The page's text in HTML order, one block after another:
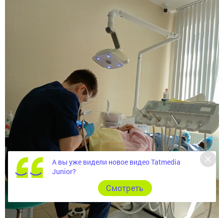
А вы уже видели новое видео Tatmedia
Junior?
Cмотреть